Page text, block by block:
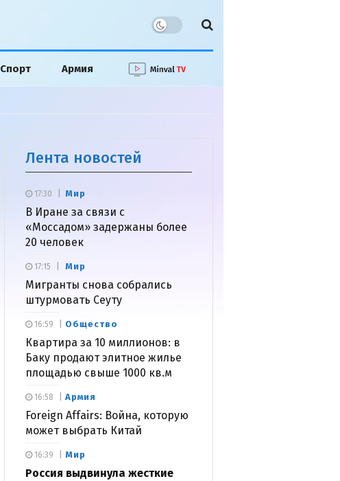
Спорт Армия
Лента новостей
Мир
В Иране за связи с
«Моссадом» задержаны более
20 человек
17:30
Мир
Мигранты снова собрались
штурмовать Сеуту
17:15
Общество
Квартира за 10 миллионов: в
Баку продают элитное жилье
площадью свыше 1000 кв.м
16:59
Армия
Foreign Affairs: Война, которую
может выбрать Китай
16:58
Мир
Россия выдвинула жесткие
16:39